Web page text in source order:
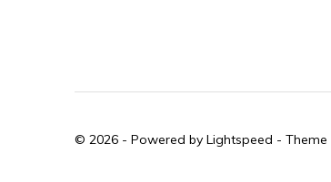
© 2026 - Powered by Lightspeed - Theme